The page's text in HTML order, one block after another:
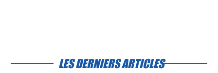
LES DERNIERS ARTICLES